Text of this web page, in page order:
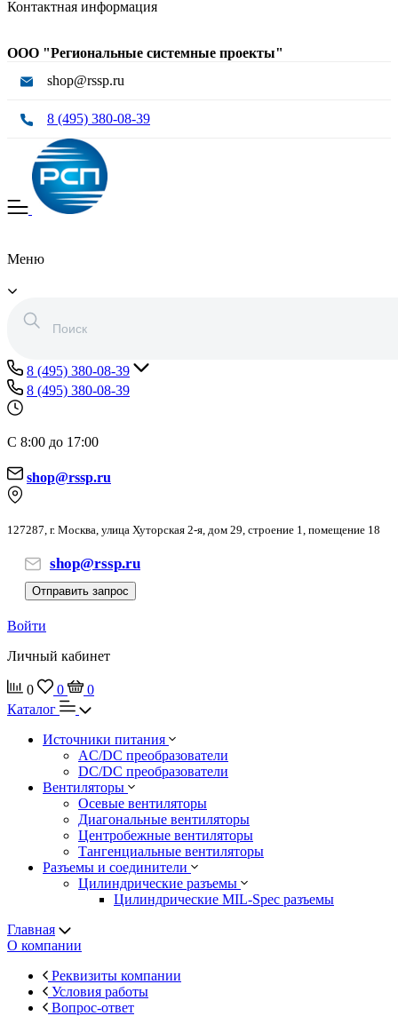
Контактная информация
ООО "Региональные системные проекты"
shop@rssp.ru
8 (495) 380-08-39
Меню
8 (495) 380-08-39
8 (495) 380-08-39
С 8:00 до 17:00
shop@rssp.ru
127287, г. Москва, улица Хуторская 2-я, дом 29, строение 1, помещение 18
shop@rssp.ru
Отправить запрос
Войти
Личный кабинет
0 0
0
Каталог
Источники питания
AC/DC преобразователи
DC/DC преобразователи
Вентиляторы
Осевые вентиляторы
Диагональные вентиляторы
Центробежные вентиляторы
Тангенциальные вентиляторы
Разъемы и соединители
Цилиндрические разъемы
Цилиндрические MIL-Spec разъемы
Главная
О компании
Реквизиты компании
Условия работы
Вопрос-ответ